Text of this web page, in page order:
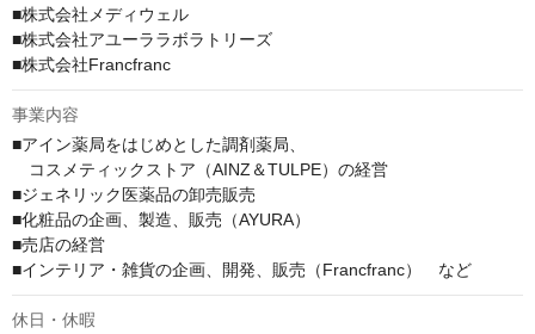
■株式会社メディウェル
■株式会社アユーララボラトリーズ
■株式会社Francfranc
事業内容
■アイン薬局をはじめとした調剤薬局、
コスメティックストア（AINZ＆TULPE）の経営
■ジェネリック医薬品の卸売販売
■化粧品の企画、製造、販売（AYURA）
■売店の経営
■インテリア・雑貨の企画、開発、販売（Francfranc）　など
休日・休暇